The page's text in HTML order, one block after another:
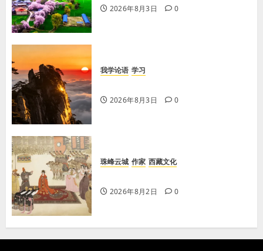
2026年8月3日 0
我学论语 学习
2026年8月3日 0
珠峰云城 作家 西藏文化
2026年8月2日 0